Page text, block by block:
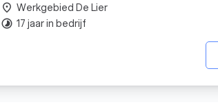
uitmuntende afwerki
place Werkgebied De Lier
timelapse 17 jaar in bedrijf